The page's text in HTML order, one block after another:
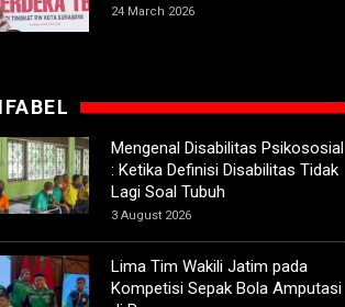
24 March 2026
Mengenal Disabilitas Psikososial
: Ketika Definisi Disabilitas Tidak
Lagi Soal Tubuh
3 August 2026
Lima Tim Wakili Jatim pada
Kompetisi Sepak Bola Amputasi